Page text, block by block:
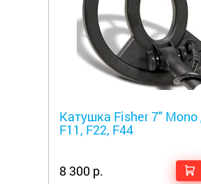
Катушка Fisher 7" Mono
F11, F22, F44
8 300 р.